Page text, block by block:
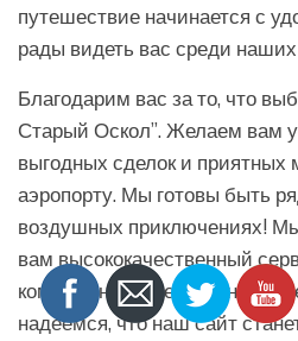
путешествие начинается с
рады видеть вас среди
Благодарим вас за то, что
Старый Оскол”. Желаем вам
выгодных сделок и
аэропорту. Мы готовы быть
воздушных приключениях!
вам высококачественный
комфортное и безопасное
надеемся, что наш сайт